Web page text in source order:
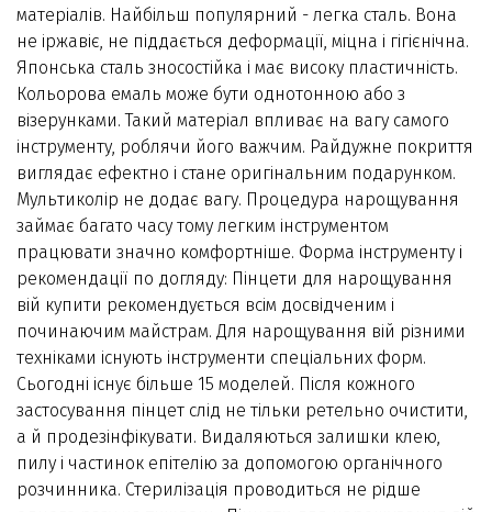
матеріалів. Найбільш популярний - легка сталь. Вона
не іржавіє, не піддається деформації, міцна і гігієнічна.
Японська сталь зносостійка і має високу пластичність.
Кольорова емаль може бути однотонною або з
візерунками. Такий матеріал впливає на вагу самого
інструменту, роблячи його важчим. Райдужне покриття
виглядає ефектно і стане оригінальним подарунком.
Мультиколір не додає вагу. Процедура нарощування
займає багато часу тому легким інструментом
працювати значно комфортніше. Форма інструменту і
рекомендації по догляду: Пінцети для нарощування
вій купити рекомендується всім досвідченим і
починаючим майстрам. Для нарощування вій різними
техніками існують інструменти спеціальних форм.
Сьогодні існує більше 15 моделей. Після кожного
застосування пінцет слід не тільки ретельно очистити,
а й продезінфікувати. Видаляються залишки клею,
пилу і частинок епітелію за допомогою органічного
розчинника. Стерилізація проводиться не рідше